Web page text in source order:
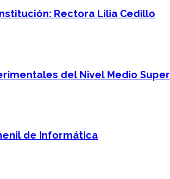
Rectora Lilia Cedillo
del Nivel Medio
de Informática